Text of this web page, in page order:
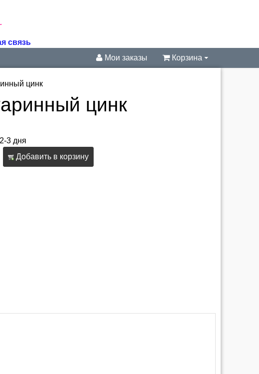
связь
Мои заказы Корзина
цинк
цинк
3 дня
Добавить в корзину